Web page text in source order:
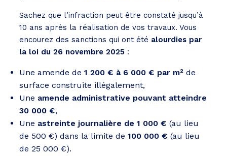
Sachez que l’infraction peut être constaté jusqu’à
10 ans après la réalisation de vos travaux. Vous
encourez des sanctions qui ont été alourdies par
la loi du 26 novembre 2025 :
Une amende de 1 200 € à 6 000 € par m² de
surface construite illégalement,
Une amende administrative pouvant atteindre
30 000 €,
Une astreinte journalière de 1 000 € (au lieu
de 500 €) dans la limite de 100 000 € (au lieu
de 25 000 €).